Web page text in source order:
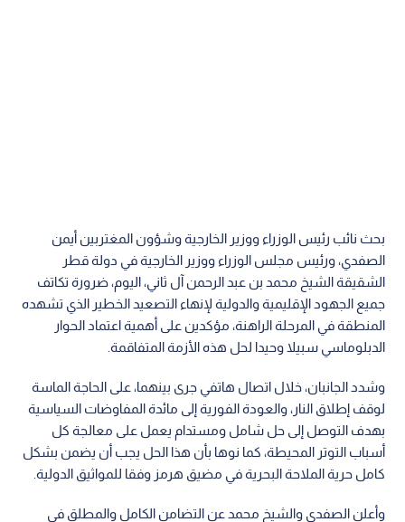
بحث نائب رئيس الوزراء ووزير الخارجية وشؤون المغتربين أيمن
الصفدي، ورئيس مجلس الوزراء ووزير الخارجية في دولة قطر
الشقيقة الشيخ محمد بن عبد الرحمن آل ثاني، اليوم، ضرورة تكاتف
جميع الجهود الإقليمية والدولية لإنهاء التصعيد الخطير الذي تشهده
المنطقة في المرحلة الراهنة، مؤكدين على أهمية اعتماد الحوار
الدبلوماسي سبيلا وحيدا لحل هذه الأزمة المتفاقمة.
وشدد الجانبان، خلال اتصال هاتفي جرى بينهما، على الحاجة الماسة
لوقف إطلاق النار، والعودة الفورية إلى مائدة المفاوضات السياسية
بهدف التوصل إلى حل شامل ومستدام يعمل على معالجة كل
أسباب التوتر المحيطة، كما نوها بأن هذا الحل يجب أن يضمن بشكل
كامل حرية الملاحة البحرية في مضيق هرمز وفقا للمواثيق الدولية.
وأعلن الصفدي والشيخ محمد عن التضامن الكامل والمطلق في